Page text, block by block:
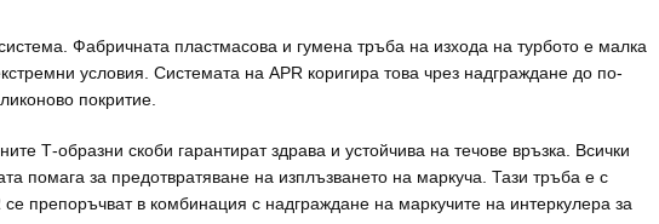
Фабричната пластмасова и гумена тръба на изхода на турбото е малка
условия. Системата на APR коригира това чрез надграждане до по-
покритие.
Т-образни скоби гарантират здрава и устойчива на течове връзка. Всички
помага за предотвратяване на изплъзването на маркуча. Тази тръба е с
препоръчват в комбинация с надграждане на маркучите на интеркулера за